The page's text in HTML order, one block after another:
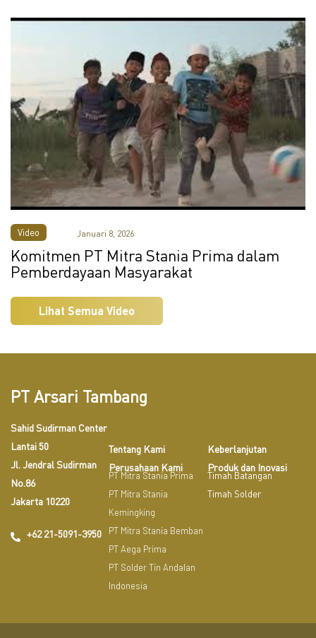
Video
Komitmen PT Mitra Stania Prima dalam
Pemberdayaan Masyarakat
Januari 8, 2026
Lihat Semua Video
PT Arsari Tambang
Sahid Sudirman Center
Lantai 50
Jl. Jendral Sudirman
No.86
Jakarta 10220
+62 21-5091-3950
Tentang Kami
Perusahaan Kami
PT Mitra Stania Prima
PT Mitra Stania
Kemingking
PT Mitra Stania Bemban
PT Aega Prima
PT Solder Tin Andalan
Indonesia
Keberlanjutan
Produk dan Inovasi
Timah Batangan
Timah Solder